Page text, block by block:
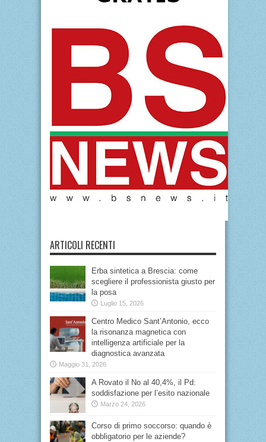
ARTICOLI RECENTI
Erba sintetica a Brescia: come
scegliere il professionista giusto per
la posa
Luglio 15, 2026
Centro Medico Sant’Antonio, ecco
la risonanza magnetica con
intelligenza artificiale per la
diagnostica avanzata
Maggio 31, 2026
A Rovato il No al 40,4%, il Pd:
soddisfazione per l’esito nazionale
Marzo 24, 2026
Corso di primo soccorso: quando è
obbligatorio per le aziende?